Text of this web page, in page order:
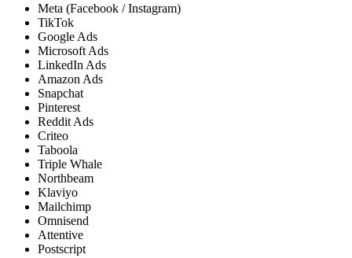
Meta (Facebook / Instagram)
TikTok
Google Ads
Microsoft Ads
LinkedIn Ads
Amazon Ads
Snapchat
Pinterest
Reddit Ads
Criteo
Taboola
Triple Whale
Northbeam
Klaviyo
Mailchimp
Omnisend
Attentive
Postscript